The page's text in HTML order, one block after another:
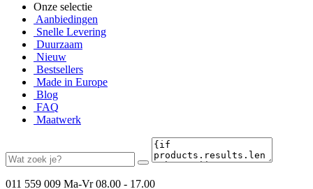
Onze selectie
Aanbiedingen
Snelle Levering
Duurzaam
Nieuw
Bestsellers
Made in Europe
Blog
FAQ
Maatwerk
011 559 009 Ma-Vr 08.00 - 17.00